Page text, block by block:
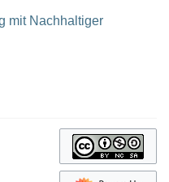
mit Nachhaltiger